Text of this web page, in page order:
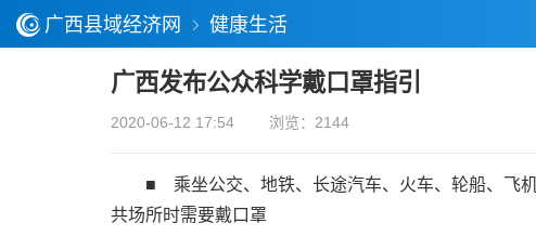
广西县域经济网 健康生活
广西发布公众科学戴口罩指引
2020-06-12 17:54 浏览：2144
■ 乘坐公交、地铁、长途汽车、火车、轮船、飞机
共场所时需要戴口罩